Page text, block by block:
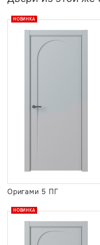
НОВИНКА
Оригами 5 ПГ
НОВИНКА